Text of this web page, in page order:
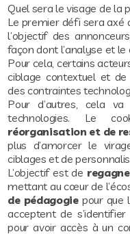
Quel sera le visage de la
Le premier défi sera axé
l’objectif des
façon dont l’analyse et
Pour cela, certains
ciblage contextuel et de
des contraintes
Pour d’autres, cela
technologies. Le
réorganisation et de
plus d’amorcer le
ciblages et de
L’objectif est de
mettant au cœur de
de pédagogiepour que
acceptent de
pour avoir accès à un